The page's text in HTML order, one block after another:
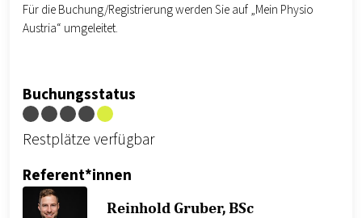
Für die Buchung/Registrierung werden Sie auf „Mein Physio
Austria“ umgeleitet.
Buchungsstatus
Restplätze verfügbar
Referent*innen
Reinhold Gruber, BSc